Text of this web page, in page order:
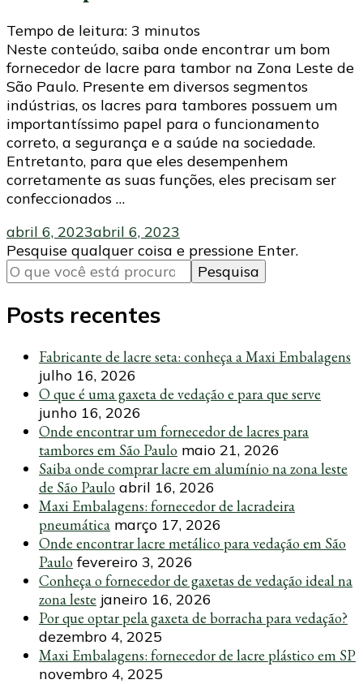
Tempo de leitura: 3 minutos
Neste conteúdo, saiba onde encontrar um bom
fornecedor de lacre para tambor na Zona Leste de
São Paulo. Presente em diversos segmentos
indústrias, os lacres para tambores possuem um
importantíssimo papel para o funcionamento
correto, a segurança e a saúde na sociedade.
Entretanto, para que eles desempenhem
corretamente as suas funções, eles precisam ser
confeccionados …
abril 6, 2023abril 6, 2023
Procurando
algo?
Pesquise qualquer coisa e pressione Enter.
Posts recentes
Fabricante de lacre seta: conheça a Maxi Embalagens
julho 16, 2026
O que é uma gaxeta de vedação e para que serve
junho 16, 2026
Onde encontrar um fornecedor de lacres para
tambores em São Paulo maio 21, 2026
Saiba onde comprar lacre em alumínio na zona leste
de São Paulo abril 16, 2026
Maxi Embalagens: fornecedor de lacradeira
pneumática março 17, 2026
Onde encontrar lacre metálico para vedação em São
Paulo fevereiro 3, 2026
Conheça o fornecedor de gaxetas de vedação ideal na
zona leste janeiro 16, 2026
Por que optar pela gaxeta de borracha para vedação?
dezembro 4, 2025
Maxi Embalagens: fornecedor de lacre plástico em SP
novembro 4, 2025